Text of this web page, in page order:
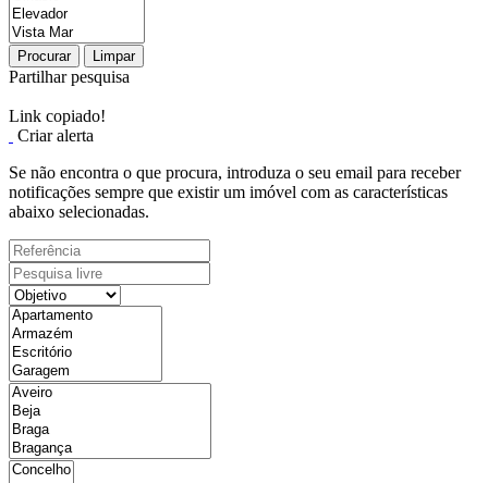
Procurar Limpar
Partilhar pesquisa
Link copiado!
Criar alerta
Se não encontra o que procura, introduza o seu email para receber
notificações sempre que existir um imóvel com as características
abaixo selecionadas.